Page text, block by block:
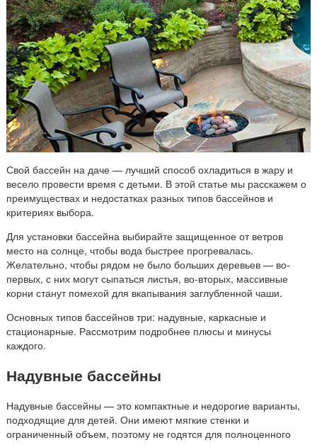
Свой бассейн на даче — лучший способ охладиться в жару и
весело провести время с детьми. В этой статье мы расскажем о
преимуществах и недостатках разных типов бассейнов и
критериях выбора.
Для установки бассейна выбирайте защищенное от ветров
место на солнце, чтобы вода быстрее прогревалась.
Желательно, чтобы рядом не было больших деревьев — во-
первых, с них могут сыпаться листья, во-вторых, массивные
корни станут помехой для вкапывания заглубленной чаши.
Основных типов бассейнов три: надувные, каркасные и
стационарные. Рассмотрим подробнее плюсы и минусы
каждого.
Надувные бассейны
Надувные бассейны — это компактные и недорогие варианты,
подходящие для детей. Они имеют мягкие стенки и
ограниченный объем, поэтому не годятся для полноценного